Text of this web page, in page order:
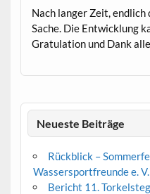
Nach langer Zeit,
Sache. Die Entwicklung
Gratulation und Dank
Neueste Beiträge
Rückblick –
Wassersportfreunde e.
Bericht 11.